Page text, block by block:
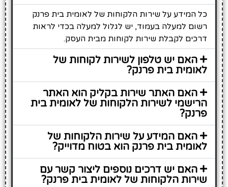
כל המידע על שירות הלקוחות של לאומית בית פרנק
רשום למעלה בעמוד, יש לגלול למעלה בכדי לראות
דרכים לקבלת שירות לקוחות מבית העסק.
האם יש טלפון לשירות לקוחות של
לאומית בית פרנק?
האם האתר שירות בקליק הוא האתר
הרישמי לשירות הלקוחות של לאומית בית
פרנק?
האם המידע על שירות הלקוחות של
לאומית בית פרנק הוא בטוח מדוייק?
האם יש דרכים נוספים ליצור קשר עם
שירות הלקוחות של לאומית בית פרנק?